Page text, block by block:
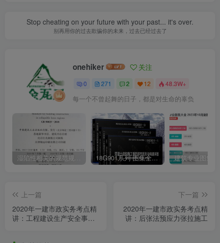
Stop cheating on your future with your past... it's over.
别再用你的过去欺骗你的未来，过去已经过去了
onehiker 关注
0 271 2 12 48.3W+
每一个不曾起舞的日子，都是对生命的辜负
湿陷性相关的规范规程图集汇总下载 18G901系列 图集全套电子版下载 完整版
上一篇
2020年一建市政实务考点精
讲：工程建设生产安全事故
下一篇
2020年一建市政实务考点精
讲：后张法预应力张拉施工